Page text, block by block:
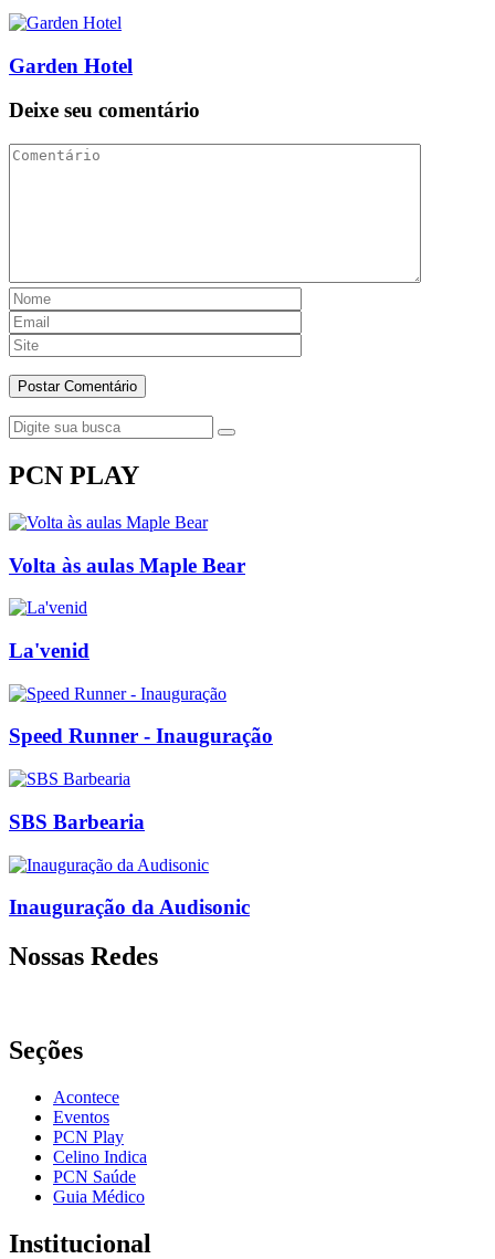
Garden Hotel
Deixe seu comentário
PCN PLAY
Volta às aulas Maple Bear
La'venid
Speed Runner - Inauguração
SBS Barbearia
Inauguração da Audisonic
Nossas Redes
Seções
Acontece
Eventos
PCN Play
Celino Indica
PCN Saúde
Guia Médico
Institucional